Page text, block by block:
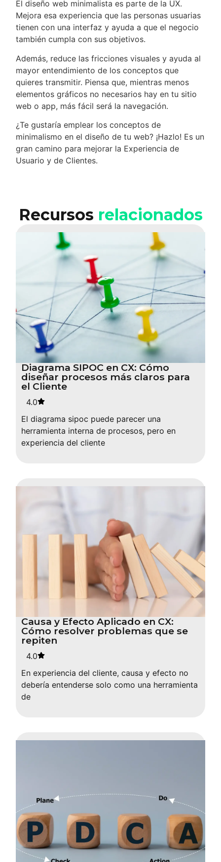
El diseño web minimalista es parte de la UX.
Mejora esa experiencia que las personas usuarias
tienen con una interfaz y ayuda a que el negocio
también cumpla con sus objetivos.
Además, reduce las fricciones visuales y ayuda al
mayor entendimiento de los conceptos que
quieres transmitir. Piensa que, mientras menos
elementos gráficos no necesarios hay en tu sitio
web o app, más fácil será la navegación.
¿Te gustaría emplear los conceptos de
minimalismo en el diseño de tu web? ¡Hazlo! Es un
gran camino para mejorar la Experiencia de
Usuario y de Clientes.
Recursos relacionados
Diagrama SIPOC en CX: Cómo
diseñar procesos más claros para
el Cliente
4.0
El diagrama sipoc puede parecer una
herramienta interna de procesos, pero en
experiencia del cliente
Causa y Efecto Aplicado en CX:
Cómo resolver problemas que se
repiten
4.0
En experiencia del cliente, causa y efecto no
debería entenderse solo como una herramienta
de